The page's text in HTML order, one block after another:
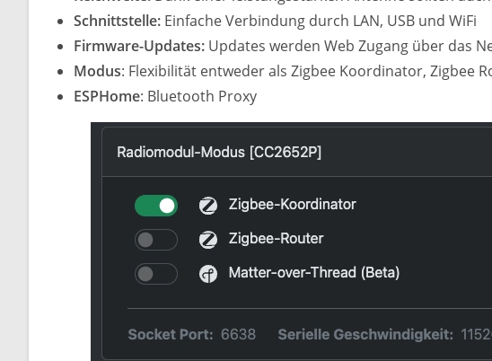
Schnittstelle: Einfache Verbindung durch LAN, USB und WiFi
Firmware-Updates: Updates werden Web Zugang über das
Modus: Flexibilität entweder als Zigbee Koordinator, Zigbee
ESPHome: Bluetooth Proxy